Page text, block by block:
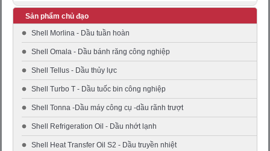
Sản phẩm chủ đạo
Shell Morlina - Dầu tuần hoàn
Shell Omala - Dầu bánh răng công nghiệp
Shell Tellus - Dầu thủy lực
Shell Turbo T - Dầu tuốc bin công nghiệp
Shell Tonna -Dầu máy công cụ -dầu rãnh trượt
Shell Refrigeration Oil - Dầu nhớt lạnh
Shell Heat Transfer Oil S2 - Dầu truyền nhiệt